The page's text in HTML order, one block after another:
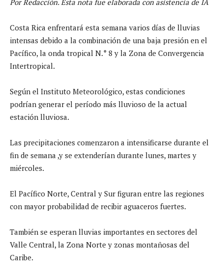
Costa Rica enfrentará esta semana varios días de lluvias
intensas debido a la combinación de una baja presión en el
Pacífico, la onda tropical N.° 8 y la Zona de Convergencia
Intertropical.
Según el Instituto Meteorológico, estas condiciones
podrían generar el período más lluvioso de la actual
estación lluviosa.
Las precipitaciones comenzaron a intensificarse durante el
fin de semana ,y se extenderían durante lunes, martes y
miércoles.
El Pacífico Norte, Central y Sur figuran entre las regiones
con mayor probabilidad de recibir aguaceros fuertes.
También se esperan lluvias importantes en sectores del
Valle Central, la Zona Norte y zonas montañosas del
Caribe.